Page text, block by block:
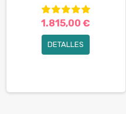
1.815,00 €
DETALLES